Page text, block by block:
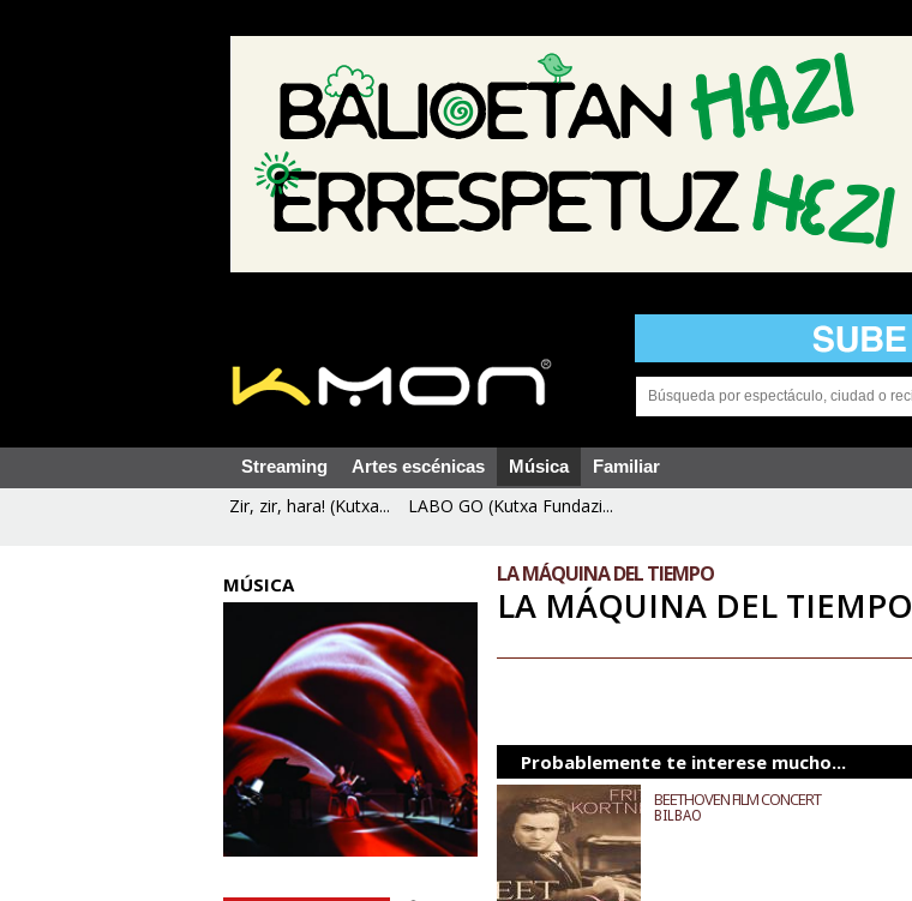
Streaming Artes escénicas Música Familiar
Zir, zir, hara! (Kutxa... LABO GO (Kutxa Fundazi...
MÚSICA LA MÁQUINA DEL TIEMPO
LA MÁQUINA DEL TIEMPO
Probablemente te interese mucho...
BEETHOVEN FILM CONCERT
BILBAO